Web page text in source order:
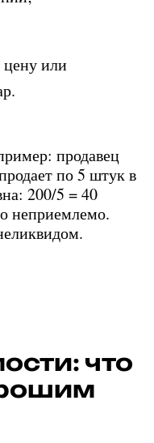
цену или
продавец
по 5 штук в
200/5 = 40
неприемлемо.
что